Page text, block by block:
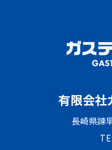
有限会社
長崎県諫